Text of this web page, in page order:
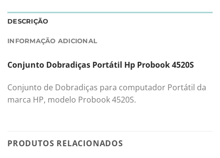
DESCRIÇÃO
INFORMAÇÃO ADICIONAL
Conjunto Dobradiças Portátil Hp Probook 4520S
Conjunto de Dobradiças para computador Portátil da
marca HP, modelo Probook 4520S.
PRODUTOS RELACIONADOS